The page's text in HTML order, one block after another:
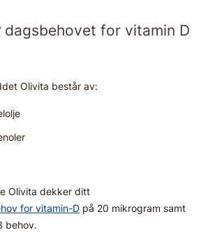
dagsbehovet for vitamin D
Olivita består av:
Olivita dekker ditt
for vitamin-D på 20 mikrogram samt
behov.